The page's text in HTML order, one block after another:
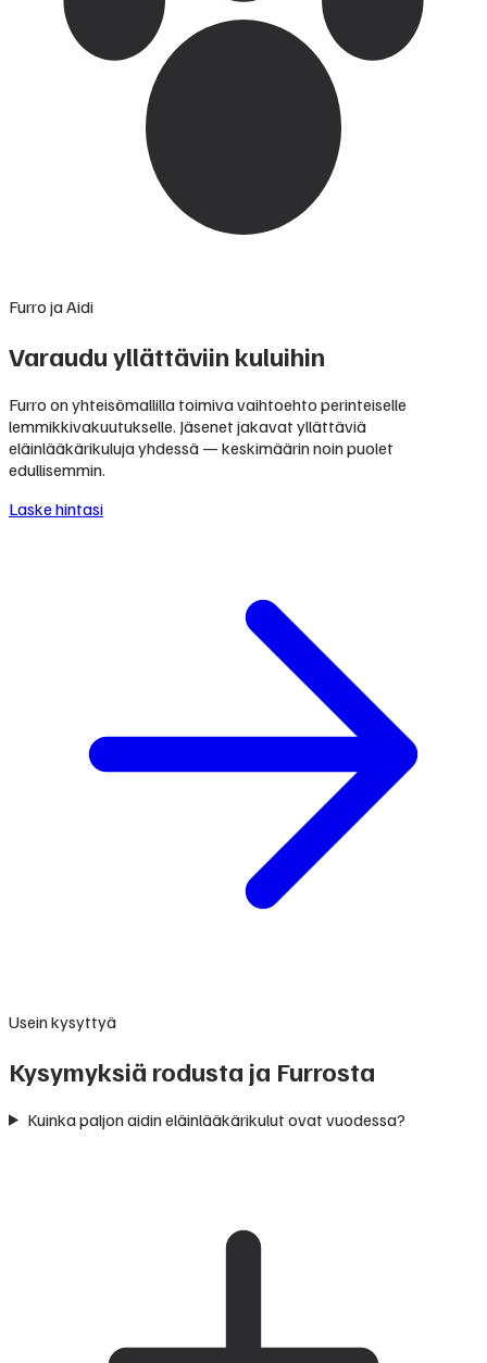
Furro ja Aidi
Varaudu yllättäviin kuluihin
Furro on yhteisömallilla toimiva vaihtoehto perinteiselle
lemmikkivakuutukselle. Jäsenet jakavat yllättäviä
eläinlääkärikuluja yhdessä — keskimäärin noin puolet
edullisemmin.
Laske hintasi
Usein kysyttyä
Kysymyksiä rodusta ja Furrosta
Kuinka paljon aidin eläinlääkärikulut ovat vuodessa?